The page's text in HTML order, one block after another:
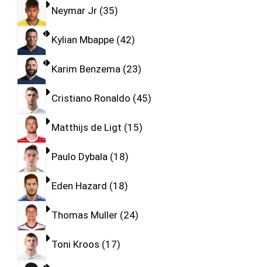
Neymar Jr 35
Kylian Mbappe 42
Karim Benzema 23
Cristiano Ronaldo 45
Matthijs de Ligt 15
Paulo Dybala 18
Eden Hazard 18
Thomas Muller 24
Toni Kroos 17